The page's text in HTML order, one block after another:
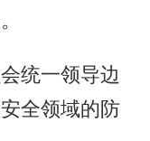
统一领导边
全领域的防